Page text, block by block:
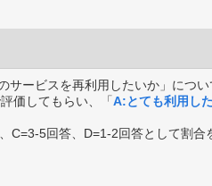
サービスを再利用したいか」につい
価してもらい、「A:とても利用し
5回答、D=1-2回答として割合